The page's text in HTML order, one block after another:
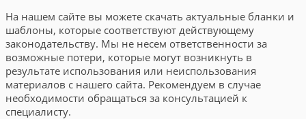
На нашем сайте вы можете скачать актуальные бланки и
шаблоны, которые соответствуют действующему
законодательству. Мы не несем ответственности за
возможные потери, которые могут возникнуть в
результате использования или неиспользования
материалов с нашего сайта. Рекомендуем в случае
необходимости обращаться за консультацией к
специалисту.